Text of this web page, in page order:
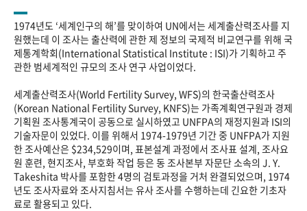
1974년도 ‘세계인구의 해’를 맞이하여 UN에서는 세계출산력조사를 지
원했는데 이 조사는 출산력에 관한 제 정보의 국제적 비교연구를 위해 국
제통계학회(International Statistical Institute : ISI)가 기획하고 주
관한 범세계적인 규모의 조사 연구 사업이었다.
세계출산력조사(World Fertility Survey, WFS)의 한국출산력조사
(Korean National Fertility Survey, KNFS)는 가족계획연구원과 경제
기획원 조사통계국이 공동으로 실시하였고 UNFPA의 재정지원과 ISI의
기술자문이 있었다. 이를 위해서 1974-1979년 기간 중 UNFPA가 지원
한 조사예산은 $234,529이며, 표본설계 과정에서 조사표 설계, 조사요
원 훈련, 현지조사, 부호화 작업 등은 동 조사본부 자문단 소속의 J. Y.
Takeshita 박사를 포함한 4명의 검토과정을 거처 완결되었으며, 1974
년도 조사자료와 조사지침서는 유사 조사를 수행하는데 긴요한 기초자
료로 활용되고 있다.